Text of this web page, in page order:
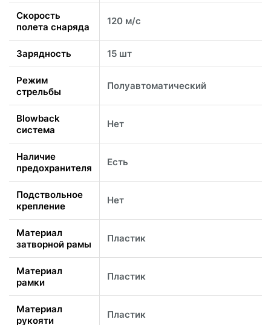
Скорость
полета снаряда
120 м/с
Зарядность 15 шт
Режим
стрельбы
Полуавтоматический
Blowback
система
Нет
Наличие
предохранителя
Есть
Подствольное
крепление
Нет
Материал
затворной рамы
Пластик
Материал
рамки
Пластик
Материал
рукояти
Пластик